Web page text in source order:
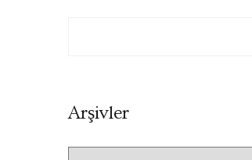
ArşivlerArşivler